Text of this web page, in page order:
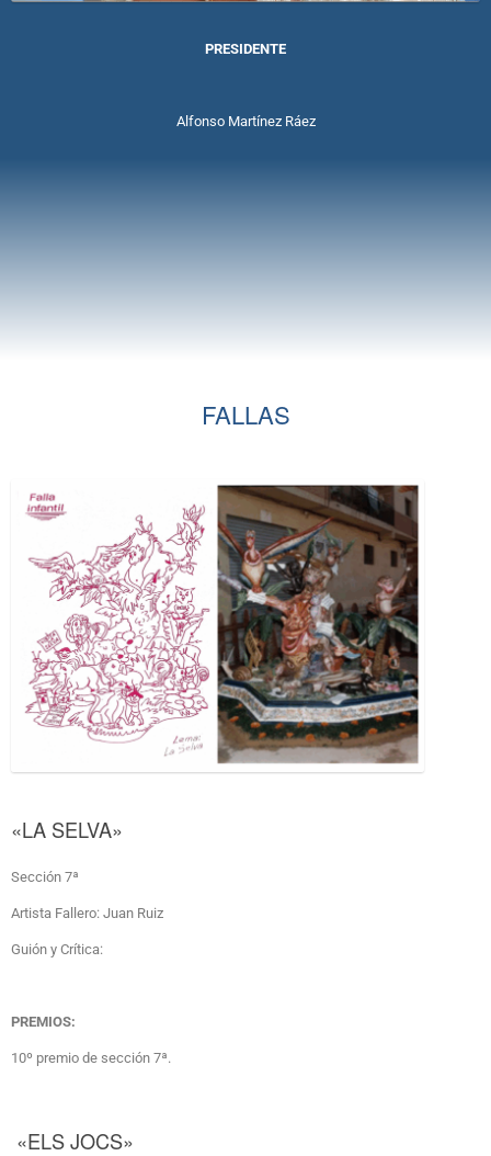
PRESIDENTE
Alfonso Martínez Ráez
FALLAS
«LA SELVA»
Sección 7ª
Artista Fallero: Juan Ruiz
Guión y Crítica:
PREMIOS:
10º premio de sección 7ª.
«ELS JOCS»